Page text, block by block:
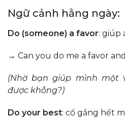
Ngữ cảnh hằng ngày:
Do (someone) a favor: giúp
→ Can you do me a favor
(Nhờ bạngiúp mình một
được không?)
Do your best: cố gắng hết